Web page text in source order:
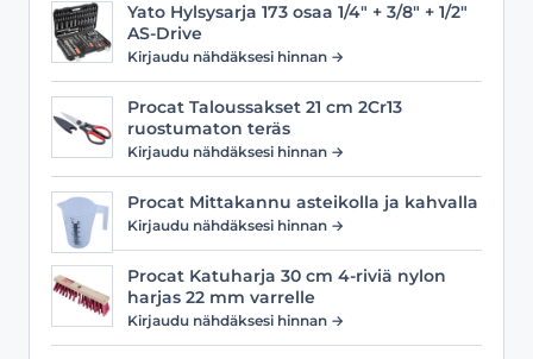
Yato Hylsysarja 173 osaa 1/4" + 3/8" + 1/2"
AS-Drive
Kirjaudu nähdäksesi hinnan →
Procat Taloussakset 21 cm 2Cr13
ruostumaton teräs
Kirjaudu nähdäksesi hinnan →
Procat Mittakannu asteikolla ja kahvalla
Kirjaudu nähdäksesi hinnan →
Procat Katuharja 30 cm 4-riviä nylon
harjas 22 mm varrelle
Kirjaudu nähdäksesi hinnan →